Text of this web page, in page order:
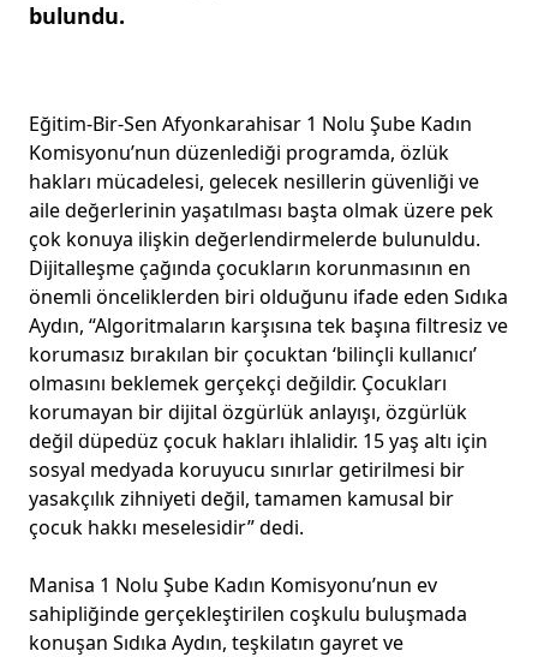
bulundu.
Eğitim-Bir-Sen Afyonkarahisar 1 Nolu Şube Kadın
Komisyonu’nun düzenlediği programda, özlük
hakları mücadelesi, gelecek nesillerin güvenliği ve
aile değerlerinin yaşatılması başta olmak üzere pek
çok konuya ilişkin değerlendirmelerde bulunuldu.
Dijitalleşme çağında çocukların korunmasının en
önemli önceliklerden biri olduğunu ifade eden Sıdıka
Aydın, “Algoritmaların karşısına tek başına filtresiz ve
korumasız bırakılan bir çocuktan ‘bilinçli kullanıcı’
olmasını beklemek gerçekçi değildir. Çocukları
korumayan bir dijital özgürlük anlayışı, özgürlük
değil düpedüz çocuk hakları ihlalidir. 15 yaş altı için
sosyal medyada koruyucu sınırlar getirilmesi bir
yasakçılık zihniyeti değil, tamamen kamusal bir
çocuk hakkı meselesidir” dedi.
Manisa 1 Nolu Şube Kadın Komisyonu’nun ev
sahipliğinde gerçekleştirilen coşkulu buluşmada
konuşan Sıdıka Aydın, teşkilatın gayret ve